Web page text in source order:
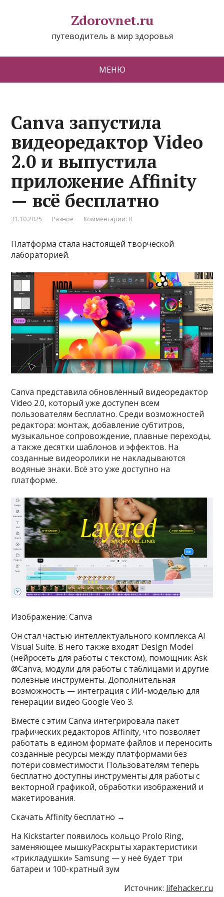
Zdorovnet.ru
путеводитель в мир здоровья
МЕНЮ
Canva запустила
видеоредактор Video
2.0 и выпустила
приложение Affinity
— всё бесплатно
31.10.2025 Разное Комментарии: 0
Платформа стала настоящей творческой
лабораторией.
Canva представила обновлённый видеоредактор
Video 2.0, который уже доступен всем
пользователям бесплатно. Среди возможностей
редактора: монтаж, добавление субтитров,
музыкальное сопровождение, плавные переходы,
а также десятки шаблонов и эффектов. На
созданные видеоролики не накладываются
водяные знаки. Всё это уже доступно на
платформе.
Изображение: Canva
Он стал частью интеллектуального комплекса AI
Visual Suite. В него также входят Design Model
(нейросеть для работы с текстом), помощник Ask
@Canva, модули для работы с таблицами и другие
полезные инструменты. Дополнительная
возможность — интеграция с ИИ-моделью для
генерации видео Google Veo 3.
Вместе с этим Canva интегрировала пакет
графических редакторов Affinity, что позволяет
работать в едином формате файлов и переносить
созданные ресурсы между платформами без
потери совместимости. Пользователям теперь
бесплатно доступны инструменты для работы с
векторной графикой, обработки изображений и
макетирования.
Скачать Affinity бесплатно →
На Kickstarter появилось кольцо Prolo Ring,
заменяющее мышкуРаскрыты характеристики
«трикладушки» Samsung — у неё будет три
батареи и 100-кратный зум
Источник: lifehacker.ru